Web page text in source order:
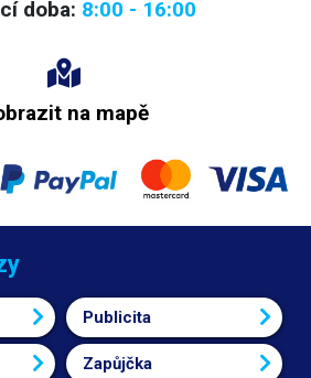
doba: 8:00 - 16:00
na mapě
Publicita
Zapůjčka